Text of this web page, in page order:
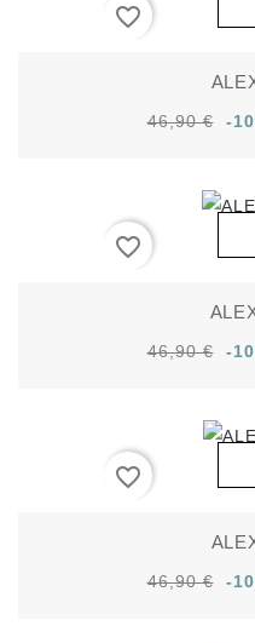
favorite_border
46,90 € -
favorite_border
46,90 € -
favorite_border
46,90 € -